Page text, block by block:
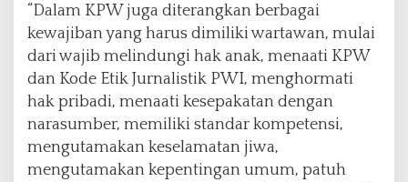
“Dalam KPW juga diterangkan berbagai
kewajiban yang harus dimiliki wartawan, mulai
dari wajib melindungi hak anak, menaati KPW
dan Kode Etik Jurnalistik PWI, menghormati
hak pribadi, menaati kesepakatan dengan
narasumber, memiliki standar kompetensi,
mengutamakan keselamatan jiwa,
mengutamakan kepentingan umum, patuh